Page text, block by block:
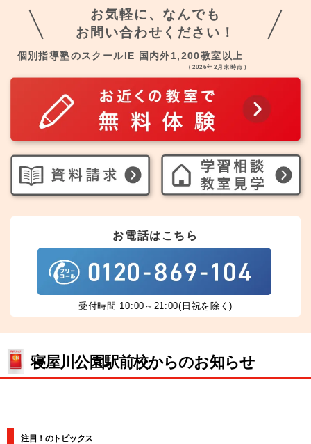
お気軽に、なんでも
お問い合わせください！
個別指導塾のスクールIE 国内外1,200教室以上
（2026年2月末時点）
お電話はこちら
受付時間 10:00～21:00(日祝を除く)
寝屋川公園駅前校からのお知らせ
注目！のトピックス